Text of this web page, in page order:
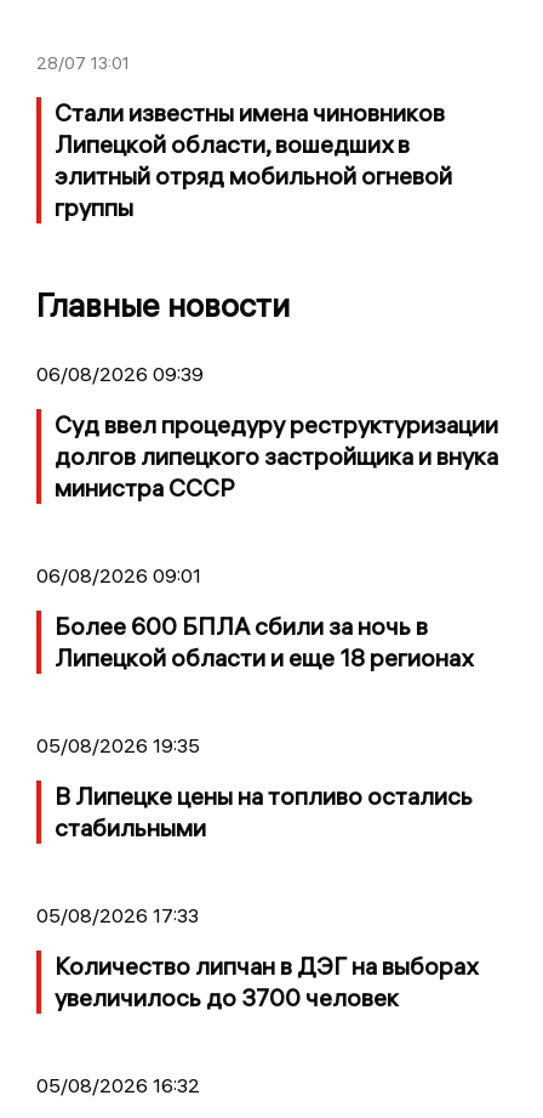
28/07 13:01
Стали известны имена чиновников
Липецкой области, вошедших в
элитный отряд мобильной огневой
группы
Главные новости
06/08/2026 09:39
Суд ввел процедуру реструктуризации
долгов липецкого застройщика и внука
министра СССР
06/08/2026 09:01
Более 600 БПЛА сбили за ночь в
Липецкой области и еще 18 регионах
05/08/2026 19:35
В Липецке цены на топливо остались
стабильными
05/08/2026 17:33
Количество липчан в ДЭГ на выборах
увеличилось до 3700 человек
05/08/2026 16:32